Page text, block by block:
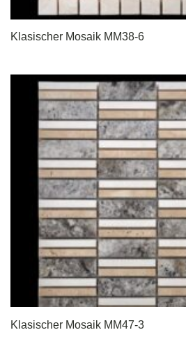
Klasischer Mosaik MM38-6
Klasischer Mosaik MM47-3